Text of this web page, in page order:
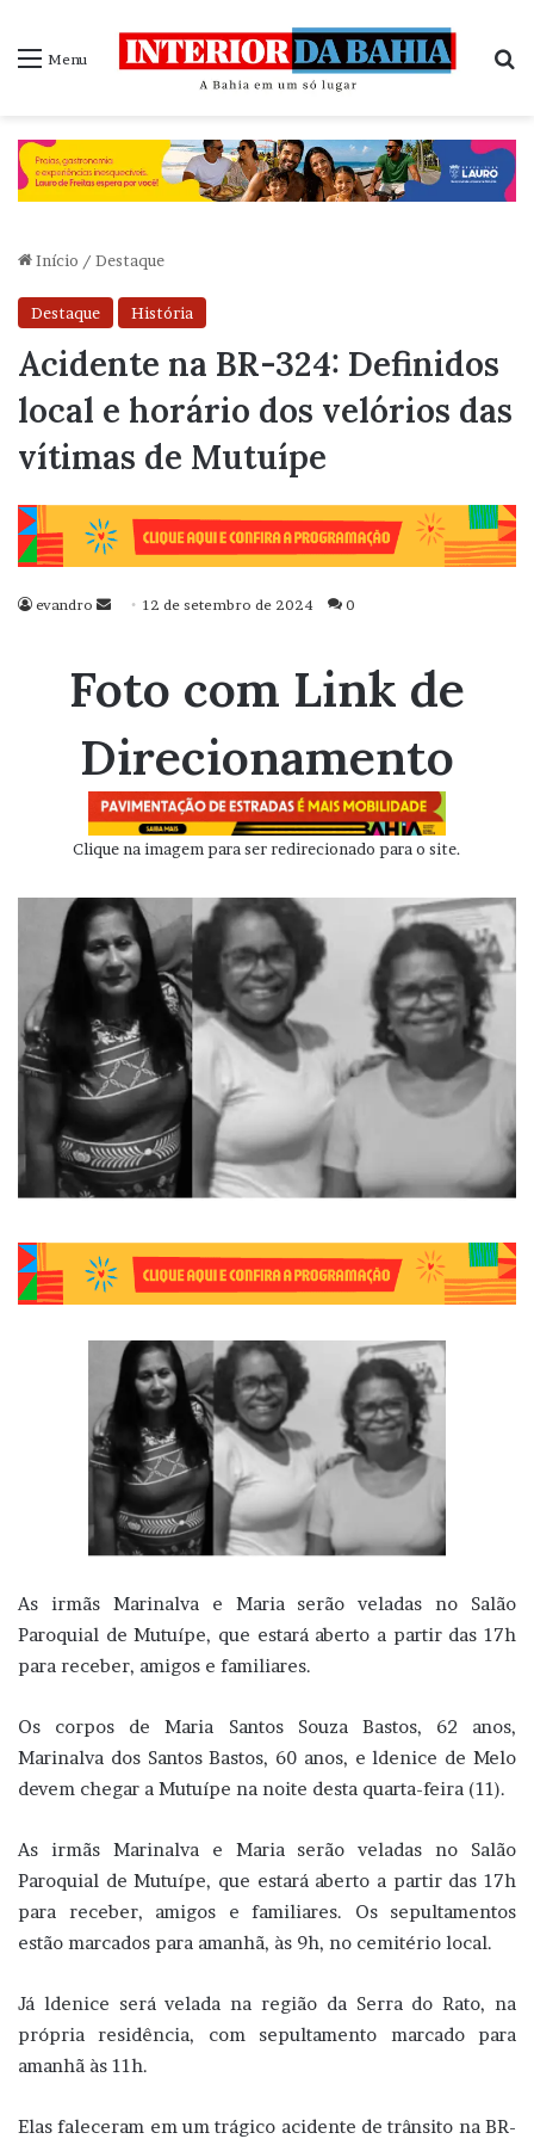
Menu
Início / Destaque
Destaque História
Acidente na BR-324: Definidos
local e horário dos velórios das
vítimas de Mutuípe
evandro
Mande
mail
12 de setembro de 2024 0
Foto com Link de
Direcionamento
Clique na imagem para ser redirecionado para o site.
As irmãs Marinalva e Maria serão veladas no Salão
Paroquial de Mutuípe, que estará aberto a partir das 17h
para receber, amigos e familiares.
Os corpos de Maria Santos Souza Bastos, 62 anos,
Marinalva dos Santos Bastos, 60 anos, e ldenice de Melo
devem chegar a Mutuípe na noite desta quarta-feira (11).
As irmãs Marinalva e Maria serão veladas no Salão
Paroquial de Mutuípe, que estará aberto a partir das 17h
para receber, amigos e familiares. Os sepultamentos
estão marcados para amanhã, às 9h, no cemitério local.
Já ldenice será velada na região da Serra do Rato, na
própria residência, com sepultamento marcado para
amanhã às 11h.
Elas faleceram em um trágico acidente de trânsito na BR-